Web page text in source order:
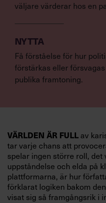
väljare värderar hos en
NYTTA
Få förståelse för hur
förstärkas eller
publika framtoning.
VÄRLDEN ÄR FULLav
tar varje chans att
spelar ingen större roll, det
uppståndelse och elda på
plattformarna, är hur
förklarat logiken bakom
visat sig så framgångsrik i